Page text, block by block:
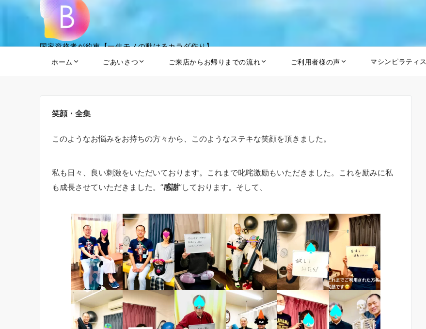
国家資格者が約束【一生モノの動けるカラダ作り】
ホーム ごあいさつ ご来店からお帰りまでの流れ ご利用者様の声 マシンピラティス
笑顔・全集
このようなお悩みをお持ちの方々から、このようなステキな笑顔を頂きました。
私も日々、良い刺激をいただいております。これまで叱咤激励もいただきました。これを励みに私
も成長させていただきました。”感謝”しております。そして、